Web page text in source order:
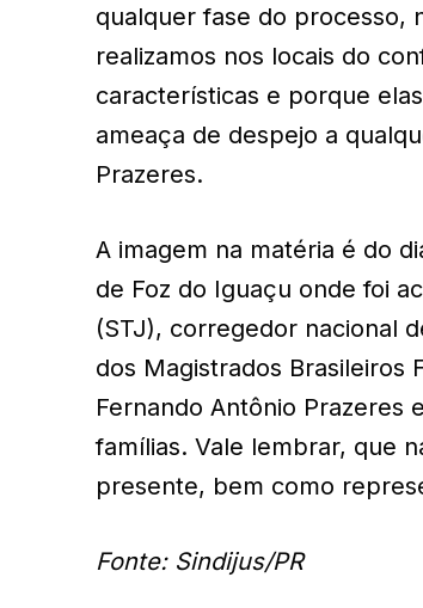
qualquer fase do processo,
realizamos nos locais do
características e porque
ameaça de despejo a
Prazeres.
A imagem na matéria é do
de Foz do Iguaçu onde foi
(STJ), corregedor nacional
dos Magistrados Brasileiros
Fernando Antônio Prazeres
famílias. Vale lembrar, que
presente, bem como
Fonte: Sindijus/PR